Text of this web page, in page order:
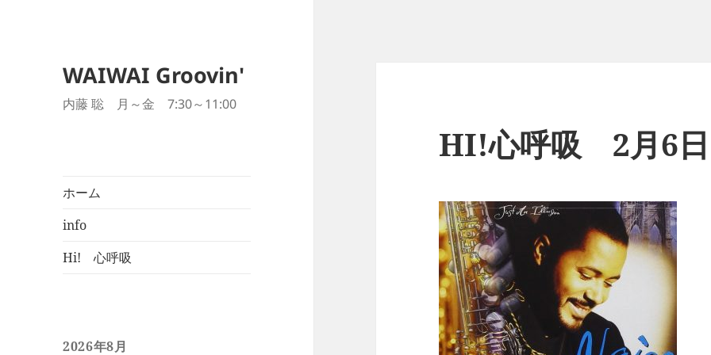
WAIWAI Groovin'
内藤 聡 月～金 7:30～11:00
ホーム
info
Hi! 心呼吸
2026年8月
HI!心呼吸 2月6日